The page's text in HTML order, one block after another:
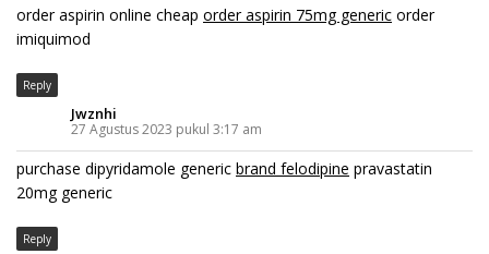
order aspirin online cheap order aspirin 75mg generic order
imiquimod
Reply
Jwznhi
27 Agustus 2023 pukul 3:17 am
purchase dipyridamole generic brand felodipine pravastatin
20mg generic
Reply